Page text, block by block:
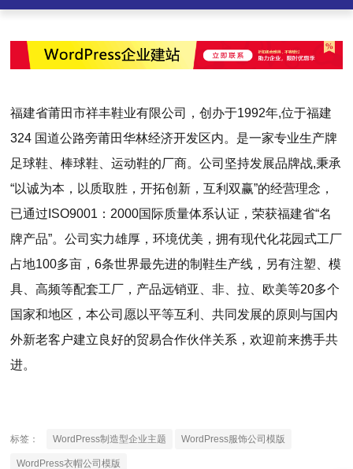
福建省莆田市祥丰鞋业有限公司，创办于1992年,位于福建
324 国道公路旁莆田华林经济开发区内。是一家专业生产牌
足球鞋、棒球鞋、运动鞋的厂商。公司坚持发展品牌战,秉承
“以诚为本，以质取胜，开拓创新，互利双赢”的经营理念，
已通过ISO9001：2000国际质量体系认证，荣获福建省“名
牌产品”。公司实力雄厚，环境优美，拥有现代化花园式工厂
占地100多亩，6条世界最先进的制鞋生产线，另有注塑、模
具、高频等配套工厂，产品远销亚、非、拉、欧美等20多个
国家和地区，本公司愿以平等互利、共同发展的原则与国内
外新老客户建立良好的贸易合作伙伴关系，欢迎前来携手共
进。
标签： WordPress制造型企业主题 WordPress服饰公司模版
WordPress衣帽公司模版